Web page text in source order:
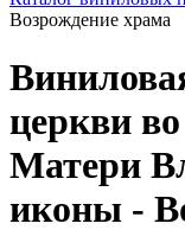
Возрождение храма
церкви
Матери
иконы -